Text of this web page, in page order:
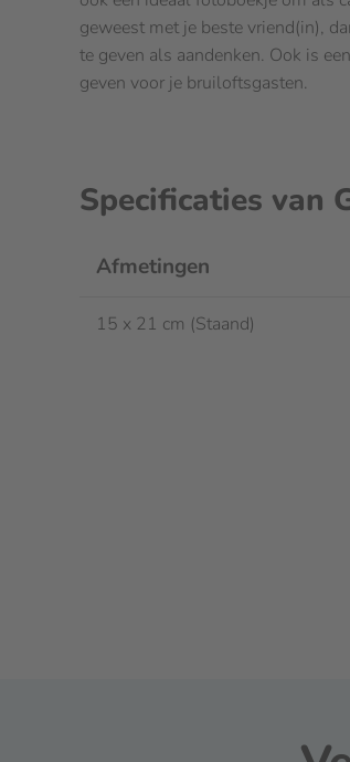
geweest met je beste vriend(in),
te geven als aandenken. Ook is
geven voor je bruiloftsgasten.
Specificaties van
Afmetingen
15 x 21 cm (Staand)